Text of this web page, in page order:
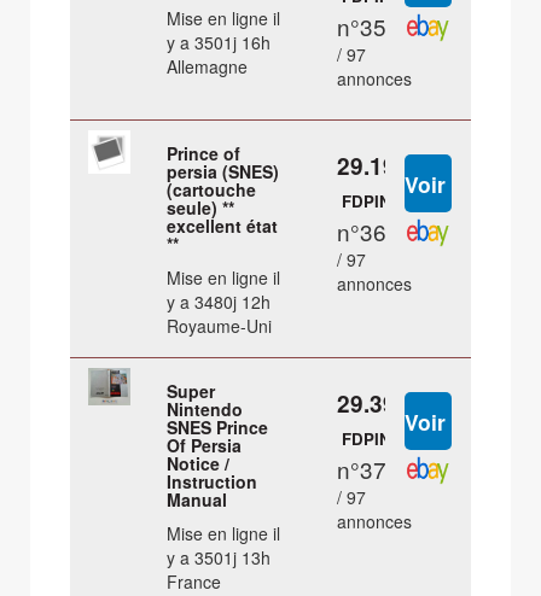
Mise en ligne il
y a 3501j 16h
Allemagne
n°35
/ 97
annonces
Prince of
persia (SNES)
(cartouche
seule) **
excellent état
**
Mise en ligne il
y a 3480j 12h
Royaume-Uni
29.19 €
FDPIN
n°36
/ 97
annonces
Super
Nintendo
SNES Prince
Of Persia
Notice /
Instruction
Manual
Mise en ligne il
y a 3501j 13h
France
29.39 €
FDPIN
n°37
/ 97
annonces